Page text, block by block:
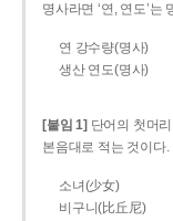
명사라면 ‘연, 연도’는
연 강수량(명사)
생산 연도(명사)
[붙임 1] 단어의 첫머
본음대로 적는 것이다.
소녀(少女)
비구니(比丘尼)